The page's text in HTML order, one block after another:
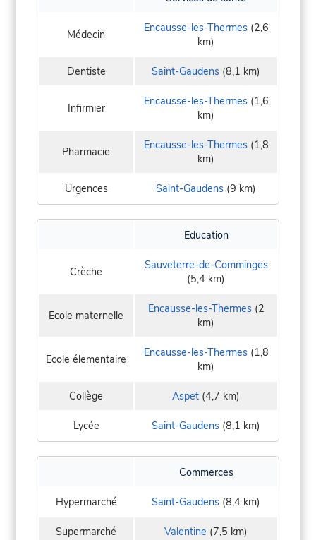
Médecin Encausse-les-Thermes(2,6
km)
Dentiste Saint-Gaudens (8,1 km)
Infirmier Encausse-les-Thermes(1,6
km)
Pharmacie Encausse-les-Thermes(1,8
km)
Urgences Saint-Gaudens (9 km)
Education
Crèche
Sauveterre-de-Comminges
(5,4 km)
Ecole maternelle Encausse-les-Thermes(2
km)
Ecole élementaire Encausse-les-Thermes(1,8
km)
Collège Aspet (4,7 km)
Lycée Saint-Gaudens (8,1 km)
Commerces
Hypermarché Saint-Gaudens (8,4 km)
Supermarché Valentine (7,5 km)